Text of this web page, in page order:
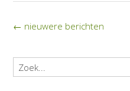
Berichten
← nieuwere berichten